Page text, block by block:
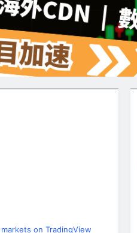
markets on TradingView